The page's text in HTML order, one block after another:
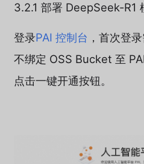
3.2.1 部署 DeepSeek-R1
登录PAI 控制台 ，首次登
不绑定 OSS Bucket 至
点击一键开通按钮。